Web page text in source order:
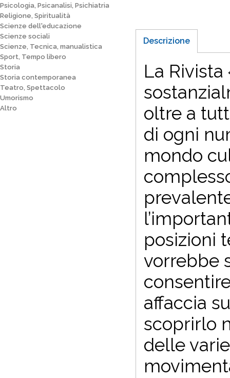
Psicologia, Psicanalisi, Psichiatria
Religione, Spiritualità
Scienze dell'educazione
Scienze sociali
Scienze, Tecnica, manualistica
Sport, Tempo libero
Storia
Storia contemporanea
Teatro, Spettacolo
Umorismo
Altro
Descrizione
La
oltre a
di ogni
mondo
posizioni
vorrebbe
affaccia
scoprirlo
delle